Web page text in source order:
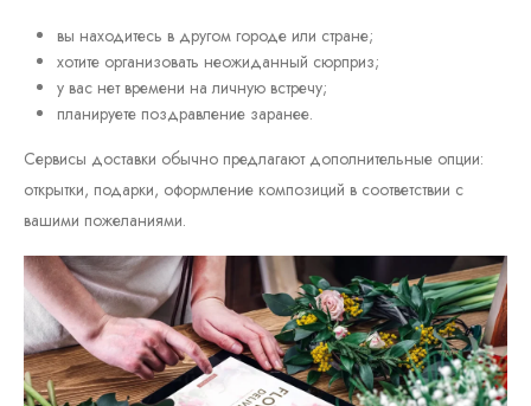
вы находитесь в другом городе или стране;
хотите организовать неожиданный сюрприз;
у вас нет времени на личную встречу;
планируете поздравление заранее.
Сервисы доставки обычно предлагают дополнительные опции:
открытки, подарки, оформление композиций в соответствии с
вашими пожеланиями.